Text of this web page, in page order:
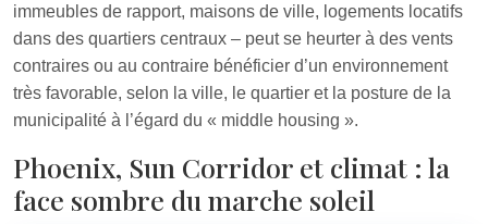
immeubles de rapport, maisons de ville, logements locatifs
dans des quartiers centraux – peut se heurter à des vents
contraires ou au contraire bénéficier d’un environnement
très favorable, selon la ville, le quartier et la posture de la
municipalité à l’égard du « middle housing ».
Phoenix, Sun Corridor et climat : la
face sombre du marche soleil